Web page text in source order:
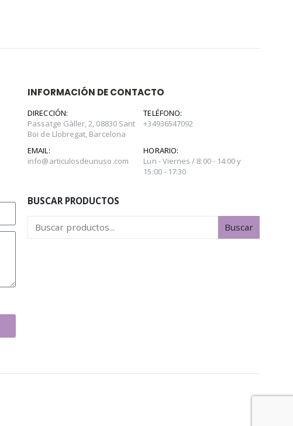
INFORMACIÓN DE CONTACTO
DIRECCIÓN:
Passatge Gàller, 2, 08830 Sant
Boi de Llobregat, Barcelona
TELÉFONO:
+34936547092
EMAIL:
info@articulosdeunuso.com
HORARIO:
Lun - Viernes / 8:00 - 14:00 y
15:00 - 17:30
BUSCAR PRODUCTOS
Buscar